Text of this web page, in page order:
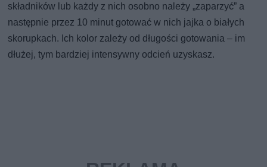
składników lub każdy z nich osobno należy „zaparzyć” a
następnie przez 10 minut gotować w nich jajka o białych
skorupkach. Ich kolor zależy od długości gotowania – im
dłużej, tym bardziej intensywny odcień uzyskasz.